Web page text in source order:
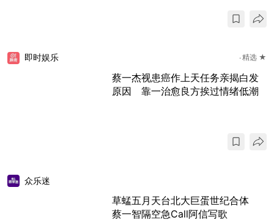
即时娱乐 精选 ★
蔡一杰视患癌作上天任务亲揭白发
原因 靠一治愈良方挨过情绪低潮
众乐迷
草蜢五月天台北大巨蛋世纪合体
蔡一智隔空急Call阿信写歌